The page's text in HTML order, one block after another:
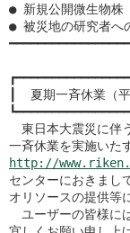
● 新規公開微生物株
● 被災地の研究者へ
┃  夏期一斉休業（
東日本大震災に伴
http://